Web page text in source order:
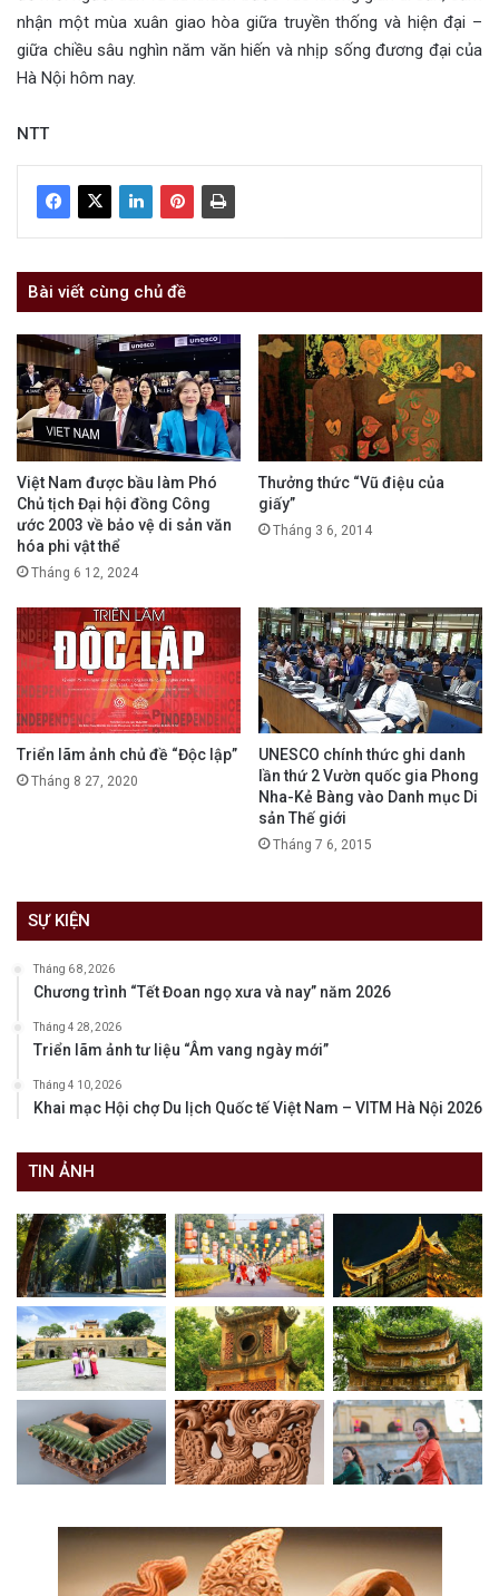
nhận một mùa xuân giao hòa giữa truyền thống và hiện đại –
giữa chiều sâu nghìn năm văn hiến và nhịp sống đương đại của
Hà Nội hôm nay.
NTT
Bài viết cùng chủ đề
Việt Nam được bầu làm Phó
Chủ tịch Đại hội đồng Công
ước 2003 về bảo vệ di sản văn
hóa phi vật thể
Tháng 6 12, 2024
Thưởng thức “Vũ điệu của
giấy”
Tháng 3 6, 2014
Triển lãm ảnh chủ đề “Độc lập”
Tháng 8 27, 2020
UNESCO chính thức ghi danh
lần thứ 2 Vườn quốc gia Phong
Nha-Kẻ Bàng vào Danh mục Di
sản Thế giới
Tháng 7 6, 2015
SỰ KIỆN
Tháng 6 8, 2026
Chương trình “Tết Đoan ngọ xưa và nay” năm 2026
Tháng 4 28, 2026
Triển lãm ảnh tư liệu “Âm vang ngày mới”
Tháng 4 10, 2026
Khai mạc Hội chợ Du lịch Quốc tế Việt Nam – VITM Hà Nội 2026
TIN ẢNH